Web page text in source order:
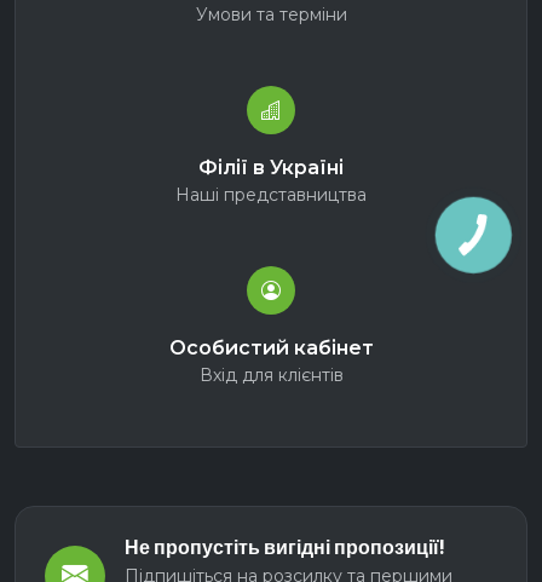
Умови та терміни
Філії в Україні
Наші представництва
Особистий кабінет
Вхід для клієнтів
Не пропустіть вигідні пропозиції!
Підпишіться на розсилку та першими